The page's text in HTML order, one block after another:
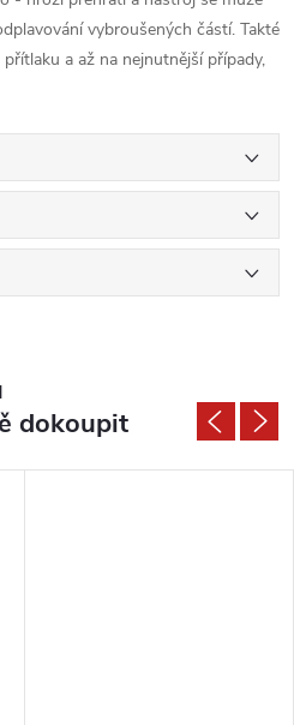
vybroušených částí. Takté
a až na nejnutnější případy,
dokoupit